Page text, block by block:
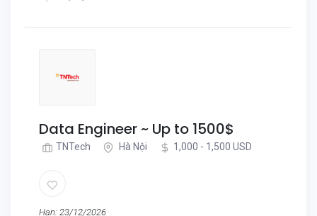
Data Engineer ~ Up to 1500$
TNTech Hà Nội 1,000 - 1,500 USD
Hạn: 23/12/2026